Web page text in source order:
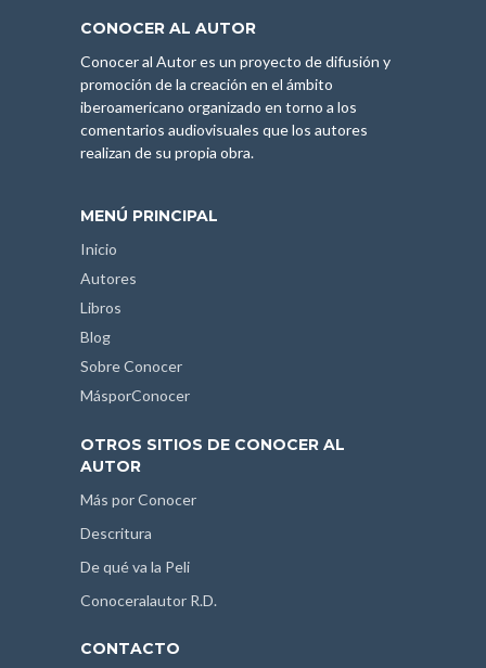
CONOCER AL AUTOR
Conocer al Autor es un proyecto de difusión y
promoción de la creación en el ámbito
iberoamericano organizado en torno a los
comentarios audiovisuales que los autores
realizan de su propia obra.
MENÚ PRINCIPAL
Inicio
Autores
Libros
Blog
Sobre Conocer
MásporConocer
OTROS SITIOS DE CONOCER AL
AUTOR
Más por Conocer
Descritura
De qué va la Peli
Conoceralautor R.D.
CONTACTO